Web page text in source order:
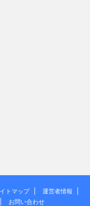
トマップ
運営者情報
お問い合わせ